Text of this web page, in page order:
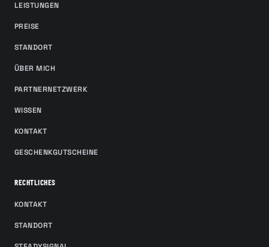
LEISTUNGEN
PREISE
STANDORT
ÜBER MICH
PARTNERNETZWERK
WISSEN
KONTAKT
GESCHENKGUTSCHEINE
RECHTLICHES
KONTAKT
STANDORT